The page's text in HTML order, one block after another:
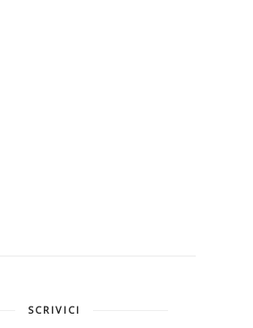
SCRIVICI